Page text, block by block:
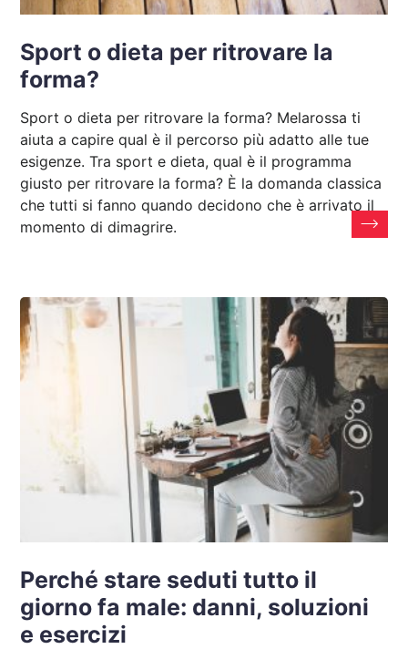
Sport o dieta per ritrovare la
forma?
Sport o dieta per ritrovare la forma? Melarossa ti
aiuta a capire qual è il percorso più adatto alle tue
esigenze. Tra sport e dieta, qual è il programma
giusto per ritrovare la forma? È la domanda classica
che tutti si fanno quando decidono che è arrivato il
momento di dimagrire.
Perché stare seduti tutto il
giorno fa male: danni, soluzioni
e esercizi